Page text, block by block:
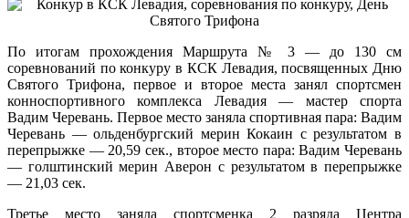
По итогам прохождения Маршрута № 3 — до 130 см
соревнований по конкуру в КСК Левадия, посвященных Дню
Святого Трифона, первое и второе места занял спортсмен
конноспортивного комплекса Левадия — мастер спорта
Вадим Черевань. Первое место заняла спортивная пара: Вадим
Черевань — ольденбургский мерин Кокаин с результатом в
перепрыжке — 20,59 сек., второе место пара: Вадим Черевань
— голштинский мерин Аверон с результатом в перепрыжке
— 21,03 сек.
Третье место заняла спортсменка 2 разряда Центра